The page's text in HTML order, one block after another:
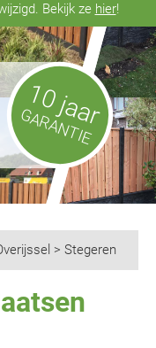
Bekijk ze hier!
10 jaar
GARANTIE
> Stegeren